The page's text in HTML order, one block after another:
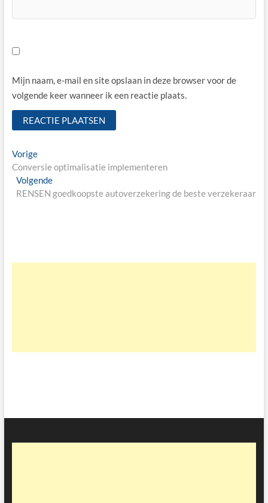
Mijn naam, e-mail en site opslaan in deze browser voor de
volgende keer wanneer ik een reactie plaats.
Bericht
navigatie
VorigeVorige
bericht:
Conversie optimalisatie implementeren
VolgendeVolgende
bericht:
RENSEN goedkoopste autoverzekering de beste verzekeraar